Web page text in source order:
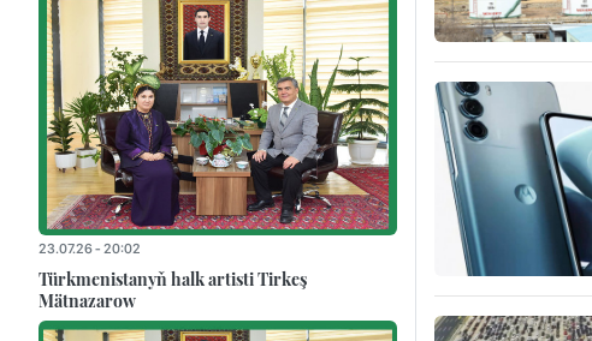
23.07.26 - 20:02
Türkmenistanyň halk artisti Tirkeş
Mätnazarow